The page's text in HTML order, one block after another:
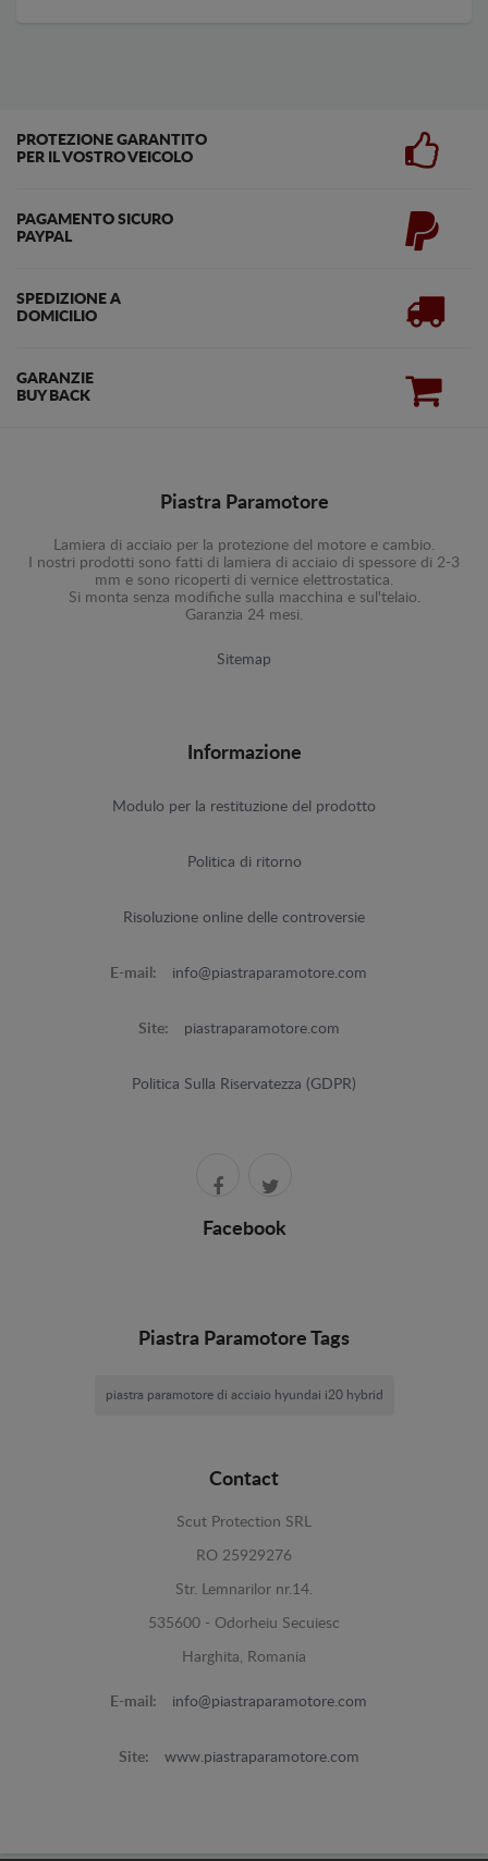
PROTEZIONE GARANTITO
PER IL VOSTRO VEICOLO
PAGAMENTO SICURO
PAYPAL
SPEDIZIONE A
DOMICILIO
GARANZIE
BUY BACK
Piastra Paramotore
Lamiera di acciaio per la protezione del motore e cambio.
I nostri prodotti sono fatti di lamiera di acciaio di spessore di 2-3
mm e sono ricoperti di vernice elettrostatica.
Si monta senza modifiche sulla macchina e sul'telaio.
Garanzia 24 mesi.
Sitemap
Informazione
Modulo per la restituzione del prodotto
Politica di ritorno
Risoluzione online delle controversie
E-mail: info@piastraparamotore.com
Site: piastraparamotore.com
Politica Sulla Riservatezza (GDPR)
Facebook
Piastra Paramotore Tags
piastra paramotore di acciaio hyundai i20 hybrid
Contact
Scut Protection SRL
RO 25929276
Str. Lemnarilor nr.14.
535600 - Odorheiu Secuiesc
Harghita, Romania
E-mail: info@piastraparamotore.com
Site: www.piastraparamotore.com